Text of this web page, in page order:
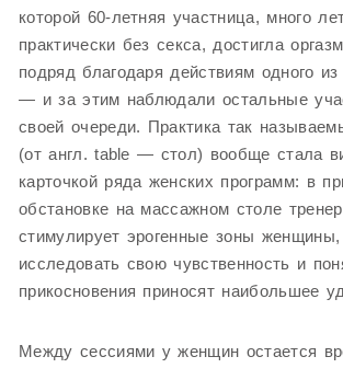
которой 60-летняя участница, много
практически без секса, достигла
подряд благодаря действиям одного
— и за этим наблюдали остальные
своей очереди. Практика так
(от англ. table — стол) вообще стала
карточкой ряда женских программ: в
обстановке на массажном столе
стимулирует эрогенные зоны женщины,
исследовать свою чувственность и
прикосновения приносят наибольшее
Между сессиями у женщин остается